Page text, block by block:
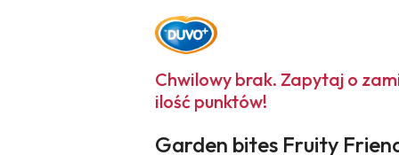
NAZWA
PRODUCENTA:
DUVO+
Chwilowy brak. Zapytaj o
ilość punktów!
Garden bites Fruity